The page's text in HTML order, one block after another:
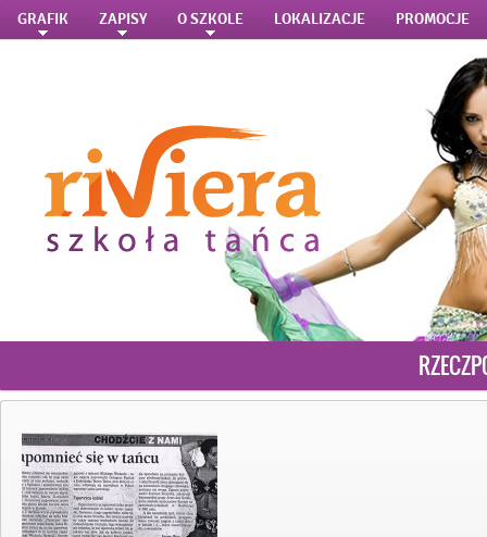
GRAFIK ZAPISY O SZKOLE LOKALIZACJE PROMOCJE